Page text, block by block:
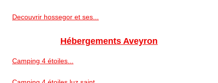
Decouvrir hossegor et ses...
Hébergements Aveyron
Camping 4 étoiles...